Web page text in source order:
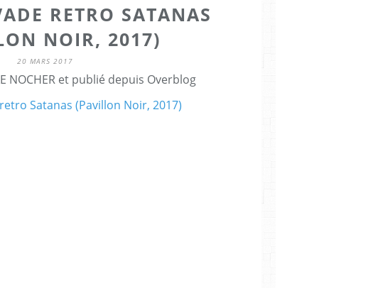
RETRO SATANAS
NOIR, 2017)
20 MARS 2017
NOCHER et publié depuis Overblog